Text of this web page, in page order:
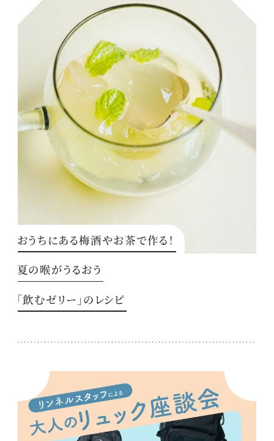
おうちにある梅酒やお茶で作る！
夏の喉がうるおう
「飲むゼリー」のレシピ